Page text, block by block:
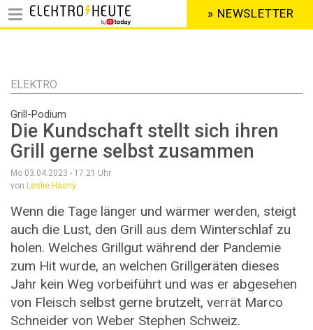
Inhalt
HEADER
MENU
» NEWSLETTER
ELEKTRO
Grill-Podium
Die Kundschaft stellt sich ihren
Grill gerne selbst zusammen
Mo 03.04.2023 - 17:21 Uhr
von Leslie Haeny
Wenn die Tage länger und wärmer werden, steigt
auch die Lust, den Grill aus dem Winterschlaf zu
holen. Welches Grillgut während der Pandemie
zum Hit wurde, an welchen Grillgeräten dieses
Jahr kein Weg vorbeiführt und was er abgesehen
von Fleisch selbst gerne brutzelt, verrät Marco
Schneider von Weber Stephen Schweiz.